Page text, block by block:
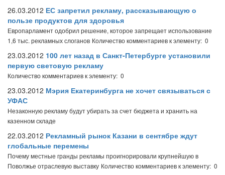
26.03.2012 ЕС запретил рекламу, рассказывающую о
пользе продуктов для здоровья
Европарламент одобрил решение, которое запрещает использование
1,6 тыс. рекламных слоганов Количество комментариев к элементу: 0
23.03.2012 100 лет назад в Санкт-Петербурге установили
первую световую рекламу
Количество комментариев к элементу: 0
23.03.2012 Мэрия Екатеринбурга не хочет связываться с
УФАС
Незаконную рекламу будут убирать за счет бюджета и хранить на
казенном складе
22.03.2012 Рекламный рынок Казани в сентябре ждут
глобальные перемены
Почему местные гранды рекламы проигнорировали крупнейшую в
Поволжье отраслевую выставку Количество комментариев к элементу: 0